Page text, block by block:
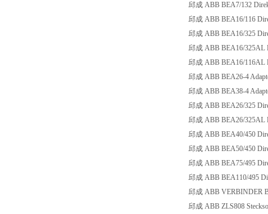
邱成 ABB BEA7/132
邱成 ABB BEA16/116
邱成 ABB BEA16/325
邱成 ABB BEA16/325AL
邱成 ABB BEA16/116AL
邱成 ABB BEA26-4
邱成 ABB BEA38-4
邱成 ABB BEA26/325
邱成 ABB BEA26/325AL
邱成 ABB BEA40/450
邱成 ABB BEA50/450
邱成 ABB BEA75/495
邱成 ABB BEA110/495
邱成 ABB VERBINDER
邱成 ABB ZLS808